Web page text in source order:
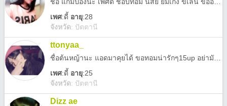
เพศ:ดี้ อายุ:28
จังหวัด: ปัตตานี
ttonyaa_
เพศ:ดี้ อายุ:25
จังหวัด: ปัตตานี
Dizz ae